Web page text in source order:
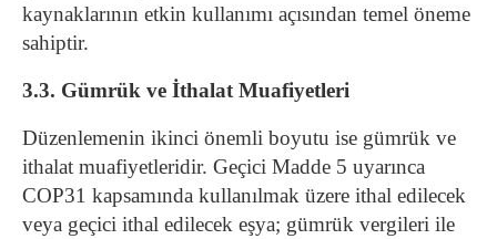
kaynaklarının etkin kullanımı açısından temel öneme
sahiptir.
3.3. Gümrük ve İthalat Muafiyetleri
Düzenlemenin ikinci önemli boyutu ise gümrük ve
ithalat muafiyetleridir. Geçici Madde 5 uyarınca
COP31 kapsamında kullanılmak üzere ithal edilecek
veya geçici ithal edilecek eşya; gümrük vergileri ile